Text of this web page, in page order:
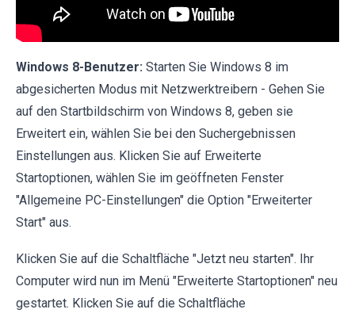
Windows 8-Benutzer: Starten Sie Windows 8 im
abgesicherten Modus mit Netzwerktreibern - Gehen Sie
auf den Startbildschirm von Windows 8, geben sie
Erweitert ein, wählen Sie bei den Suchergebnissen
Einstellungen aus. Klicken Sie auf Erweiterte
Startoptionen, wählen Sie im geöffneten Fenster
"Allgemeine PC-Einstellungen" die Option "Erweiterter
Start" aus.
Klicken Sie auf die Schaltfläche "Jetzt neu starten". Ihr
Computer wird nun im Menü "Erweiterte Startoptionen" neu
gestartet. Klicken Sie auf die Schaltfläche